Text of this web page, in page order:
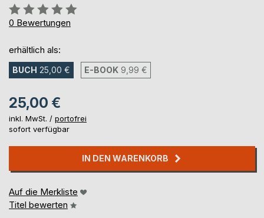
Bewertung::
0%
0 Bewertungen
erhältlich als:
BUCH 25,00 € E-BOOK 9,99 €
25,00 €
inkl. MwSt. / portofrei
sofort verfügbar
IN DEN WARENKORB
Auf die Merkliste
Titel bewerten